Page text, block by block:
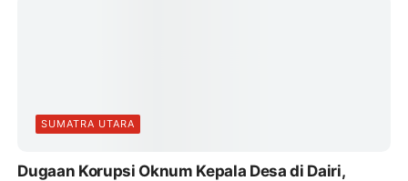
SUMATRA UTARA
Dugaan Korupsi Oknum Kepala Desa di Dairi,